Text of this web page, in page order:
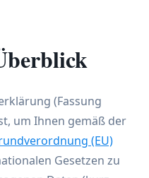
(Fassung
um Ihnen gemäß der
(EU)
Gesetzen zu